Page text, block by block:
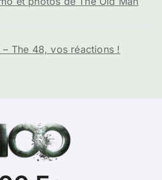
pour la saison 2 de The 100
– The 48, vos réactions !